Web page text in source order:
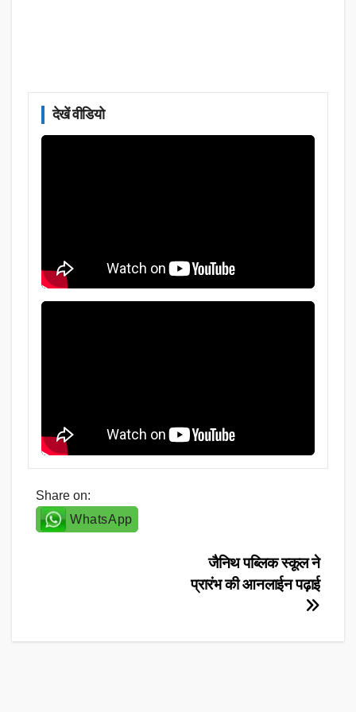
देखें वीडियो
Share on:
WhatsApp
जैनिथ पब्लिक स्कूल ने
प्रारंभ की आनलाईन पढ़ाई